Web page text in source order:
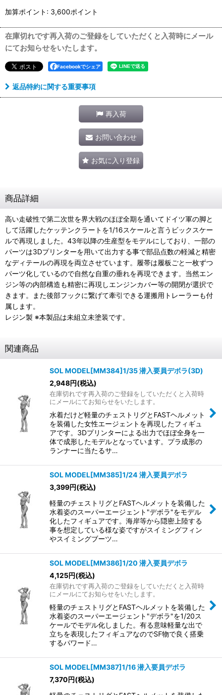
加算ポイント: 3,600ポイント
在庫切れです再入荷のご登録をしていただくと入荷時にメール
にてお知らせをいたします。
Facebookでシェア
返品特約に関する重要事項
再入荷
お問い合わせ
お気に入り登録
商品詳細
高い走破性で第二次世を界大戦のほぼ全期を通いてドイツ軍の脚と
して活躍したケッテンクラートを1/16スケールと言うビックスケー
ルで再現しました。43年以降の生産型をモデルにしており、一部の
パーツは3Dプリンターを用いて出力する事で部品点数の軽減と精密
なディテールの再現を両立させています。履帯は履板ごと一枚ずつ
パーツ化しているので自然な自重の垂れを再現できます。当然エン
ジン等の内部構造も精密に再現しエンジンカバー等の開閉が選択で
きます。また後部フックに繋げて牽引できる運搬用トレーラーも付
属します。
レジン製 ※本製品は未組立未塗装です。
関連商品
SOL MODEL[MM384]1/35 潜入要員デボラ(3D)
2,948円(税込)
在庫切れです再入荷のご登録をしていただくと入荷時
にメールにてお知らせをいたします。
水着だけど軽量のチェストリグとFASTヘルメット
を装備した女性エージェントを再現したフィギュ
アです。3Dプリンターによる出力でほぼ全身を一
体で成形したモデルとなっています。プラ成形の
ランナーに当たるサ…
SOL MODEL[MM385]1/24 潜入要員デボラ
3,399円(税込)
軽量のチェストリグとFASTヘルメットを装備した
水着姿のスーパーエージェント"デボラ"をモデル
化したフィギュアです。海岸等から隠密上陸する
事を想定している様な姿ですがスイミングフィン
やスイミングブーツ…
SOL MODEL[MM386]1/20 潜入要員デボラ
4,125円(税込)
在庫切れです再入荷のご登録をしていただくと入荷時
にメールにてお知らせをいたします。
軽量のチェストリグとFASTヘルメットを装備した
水着姿のスーパーエージェント"デボラ"を1/20ス
ケールでモデル化しました。有る意味軽量な出で
立ちを表現したフィギュアなのでSF物で良く搭乗
するパワード…
SOL MODEL[MM387]1/16 潜入要員デボラ
7,370円(税込)